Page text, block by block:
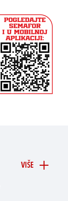
VIŠE